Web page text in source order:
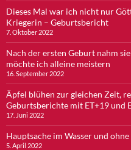
Dieses Mal war ich nicht nur
Kriegerin – Geburtsbericht
7. Oktober 2022
Nach der ersten Geburt nahm
möchte ich alleine meistern
16. September 2022
Äpfel blühen zur gleichen Zeit,
Geburtsberichte mit ET+19 und
17. Juni 2022
Hauptsache im Wasser und
5. April 2022